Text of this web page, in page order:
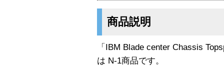
商品説明
「IBM Blade center Chassis
は N-1商品です。